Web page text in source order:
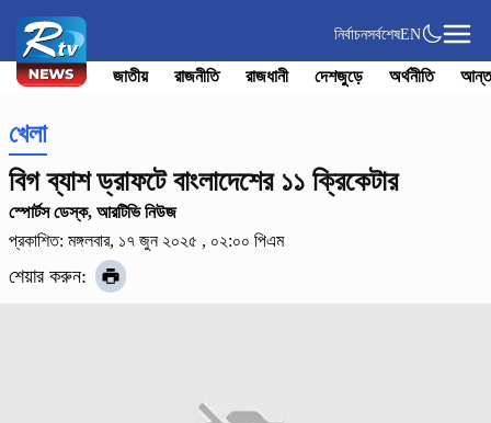
নির্বাচনসর্বশেষEN
জাতীয় রাজনীতি রাজধানী দেশজুড়ে অর্থনীতি
খেলা
বিগ ব্যাশ ড্রাফটে বাংলাদেশের ১১ ক্রিকেটার
স্পোর্টস ডেস্ক, আরটিভি নিউজ
প্রকাশিত: মঙ্গলবার, ১৭ জুন ২০২৫ , ০২:০০ পিএম
শেয়ার করুন: